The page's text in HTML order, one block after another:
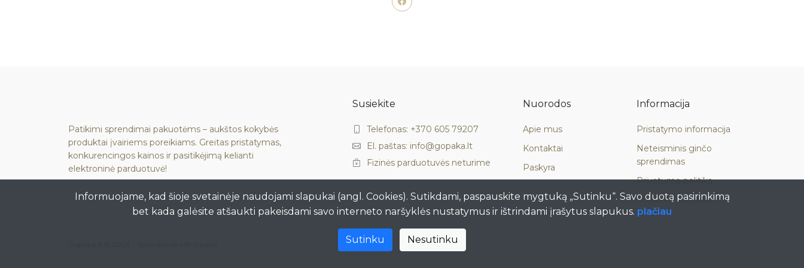
Patikimi sprendimai pakuotėms – aukštos kokybės
produktai įvairiems poreikiams. Greitas pristatymas,
konkurencingos kainos ir pasitikėjimą kelianti
elektroninė parduotuvė!
Susiekite
Telefonas: +370 605 79207
El. paštas: info@gopaka.lt
Fizinės parduotuvės neturime
Nuorodos
Apie mus
Kontaktai
Paskyra
Informacija
Pristatymo informacija
Neteisminis ginčo
sprendimas
Privatumo politika
Gopaka.lt taisyklės
Informuojame, kad šioje svetainėje naudojami slapukai (angl. Cookies). Sutikdami, paspauskite mygtuką „Sutinku“. Savo duotą pasirinkimą
bet kada galėsite atšaukti pakeisdami savo interneto naršyklės nustatymus ir ištrindami įrašytus slapukus. plačiau
Sutinku Nesutinku